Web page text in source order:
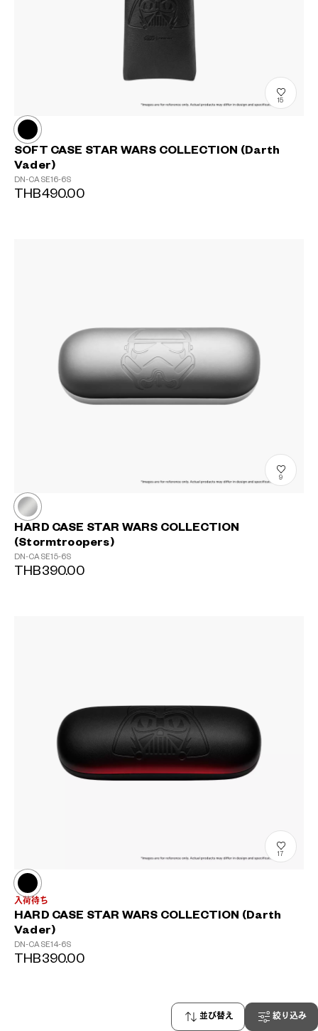
並び替え 絞り込み
15
SOFT CASE STAR WARS COLLECTION (Darth
Vader)
DN-CASE16-6S
THB490.00
9
HARD CASE STAR WARS COLLECTION
(Stormtroopers)
DN-CASE15-6S
THB390.00
17
入荷待ち
HARD CASE STAR WARS COLLECTION (Darth
Vader)
DN-CASE14-6S
THB390.00